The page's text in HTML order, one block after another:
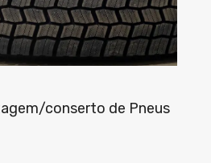
conserto de Pneus